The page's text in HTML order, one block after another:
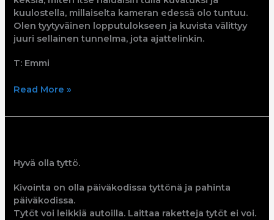
kuulostella, millaiselta kameran edessä olo tuntuu.
Olen tyytyväinen lopputulokseen ja kuvista välittyy
juuri sellainen tunnelma, jota ajattelinkin.
T: Emmi
Read More »
Hyvä olla tyttö.
Kivointa on olla päiväkodissa tyttönä ja pahinta
päiväkodissa.
Tytöt voi leikkiä autoilla. Laittaa raketteja tytöt ei voi.